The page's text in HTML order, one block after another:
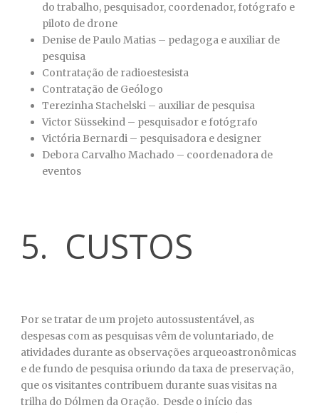
do trabalho, pesquisador, coordenador, fotógrafo e
piloto de drone
Denise de Paulo Matias – pedagoga e auxiliar de
pesquisa
Contratação de radioestesista
Contratação de Geólogo
Terezinha Stachelski – auxiliar de pesquisa
Victor Süssekind – pesquisador e fotógrafo
Victória Bernardi – pesquisadora e designer
Debora Carvalho Machado – coordenadora de
eventos
5. CUSTOS
Por se tratar de um projeto autossustentável, as
despesas com as pesquisas vêm de voluntariado, de
atividades durante as observações arqueoastronômicas
e de fundo de pesquisa oriundo da taxa de preservação,
que os visitantes contribuem durante suas visitas na
trilha do Dólmen da Oração. Desde o início das